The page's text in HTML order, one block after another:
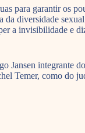
para garantir os
da diversidade
a invisibilidade e
Jansen integrante
Temer, como do